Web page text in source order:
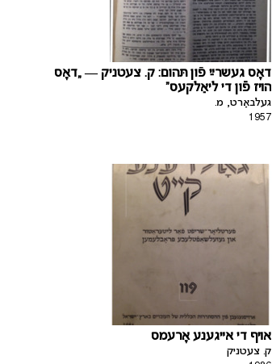
דאָס געשרײַ פֿון תּהום: ק. צעטניק — „דאָס
הױז פֿון די ליאַלקעס“
געלבאַרט, מ.
1957
אױף די אײגענע אָרעמס
ק. צעטניק